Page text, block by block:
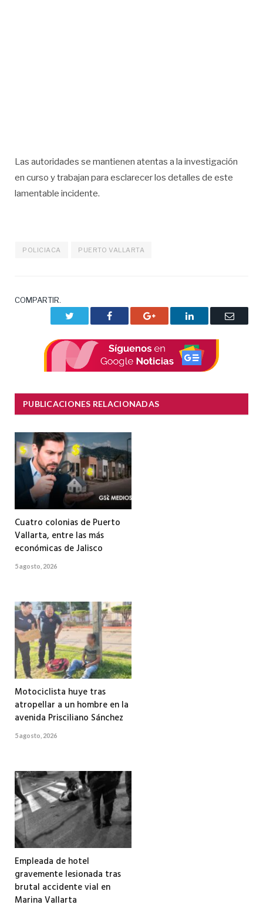
Las autoridades se mantienen atentas a la investigación
en curso y trabajan para esclarecer los detalles de este
lamentable incidente.
POLICIACA PUERTO VALLARTA
COMPARTIR.
Facebook Google+ LinkedIn
Correo
PUBLICACIONES RELACIONADAS
Cuatro colonias de Puerto
Vallarta, entre las más
económicas de Jalisco
5 agosto, 2026
Motociclista huye tras
atropellar a un hombre en la
avenida Prisciliano Sánchez
5 agosto, 2026
Empleada de hotel
gravemente lesionada tras
brutal accidente vial en
Marina Vallarta